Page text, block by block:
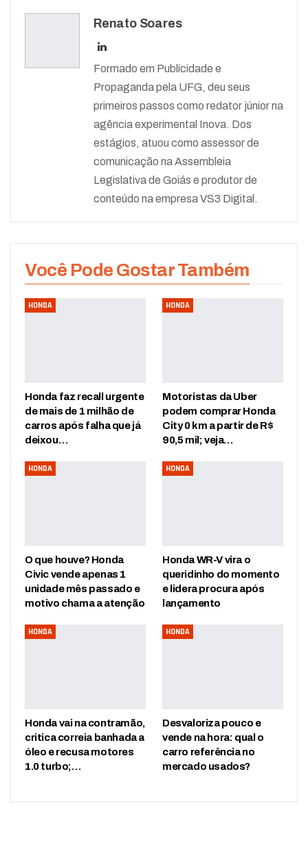
Renato Soares
Formado em Publicidade e
Propaganda pela UFG, deu seus
primeiros passos como redator júnior na
agência experimental Inova. Dos
estágios, atuou como assessor de
comunicação na Assembleia
Legislativa de Goiás e produtor de
conteúdo na empresa VS3 Digital.
Você Pode Gostar Também
HONDA
Honda faz recall urgente
de mais de 1 milhão de
carros após falha que já
deixou…
HONDA
Motoristas da Uber
podem comprar Honda
City 0 km a partir de R$
90,5 mil; veja…
HONDA
O que houve? Honda
Civic vende apenas 1
unidade mês passado e
motivo chama a atenção
HONDA
Honda WR-V vira o
queridinho do momento
e lidera procura após
lançamento
HONDA
Honda vai na contramão,
critica correia banhada a
óleo e recusa motores
1.0 turbo;…
HONDA
Desvaloriza pouco e
vende na hora: qual o
carro referência no
mercado usados?